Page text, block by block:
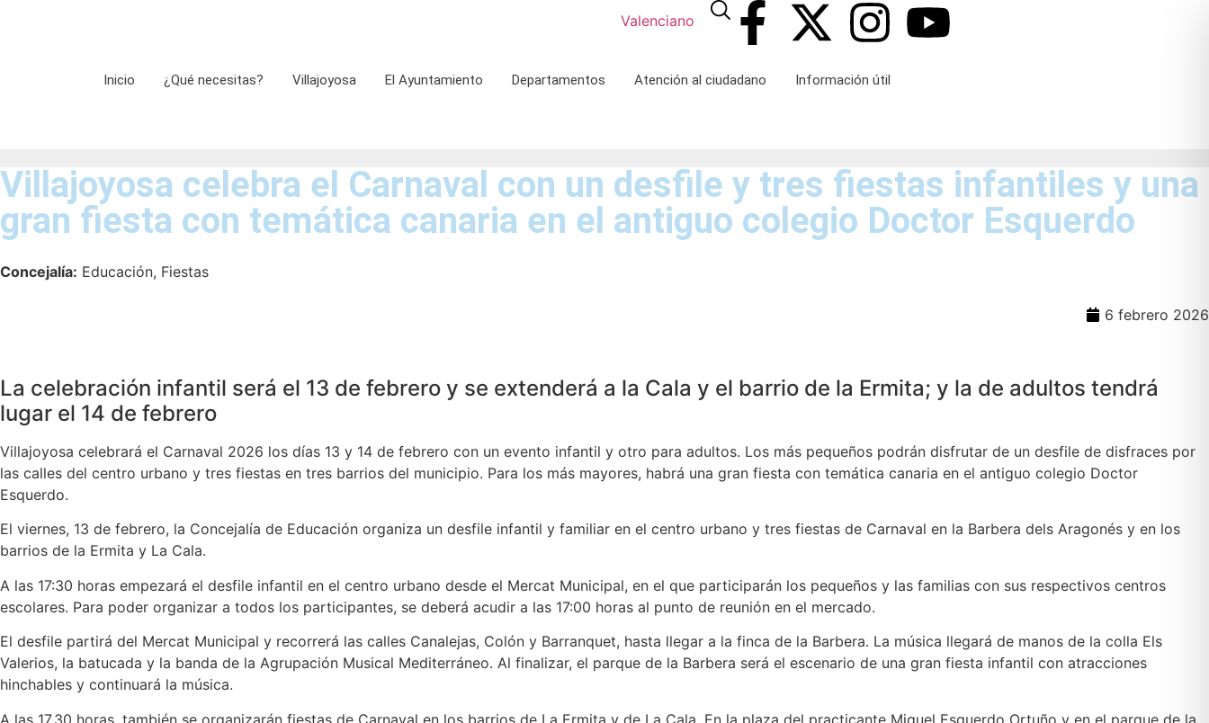
Valenciano
Inicio ¿Qué necesitas? Villajoyosa El Ayuntamiento Departamentos Atención al ciudadano Información útil
Villajoyosa celebra el Carnaval con un desfile y tres fiestas infantiles y una
gran fiesta con temática canaria en el antiguo colegio Doctor Esquerdo
Concejalía: Educación, Fiestas
6 febrero 2026
La celebración infantil será el 13 de febrero y se extenderá a la Cala y el barrio de la Ermita; y la de adultos tendrá
lugar el 14 de febrero
Villajoyosa celebrará el Carnaval 2026 los días 13 y 14 de febrero con un evento infantil y otro para adultos. Los más pequeños podrán disfrutar de un desfile de disfraces por
las calles del centro urbano y tres fiestas en tres barrios del municipio. Para los más mayores, habrá una gran fiesta con temática canaria en el antiguo colegio Doctor
Esquerdo.
El viernes, 13 de febrero, la Concejalía de Educación organiza un desfile infantil y familiar en el centro urbano y tres fiestas de Carnaval en la Barbera dels Aragonés y en los
barrios de la Ermita y La Cala.
A las 17:30 horas empezará el desfile infantil en el centro urbano desde el Mercat Municipal, en el que participarán los pequeños y las familias con sus respectivos centros
escolares. Para poder organizar a todos los participantes, se deberá acudir a las 17:00 horas al punto de reunión en el mercado.
El desfile partirá del Mercat Municipal y recorrerá las calles Canalejas, Colón y Barranquet, hasta llegar a la finca de la Barbera. La música llegará de manos de la colla Els
Valerios, la batucada y la banda de la Agrupación Musical Mediterráneo. Al finalizar, el parque de la Barbera será el escenario de una gran fiesta infantil con atracciones
hinchables y continuará la música.
A las 17.30 horas, también se organizarán fiestas de Carnaval en los barrios de La Ermita y de La Cala. En la plaza del practicante Miguel Esquerdo Ortuño y en el parque de la